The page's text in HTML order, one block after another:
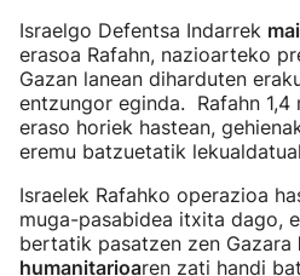
Israelgo Defentsa Indarrek
erasoa Rafahn, nazioarteko
Gazan lanean diharduten
entzungor eginda. Rafahn
eraso horiek hastean,
eremu batzuetatik
Israelek Rafahko operazioa
muga-pasabidea itxita dago,
bertatik pasatzen zen Gazara
humanitarioaren zati handi